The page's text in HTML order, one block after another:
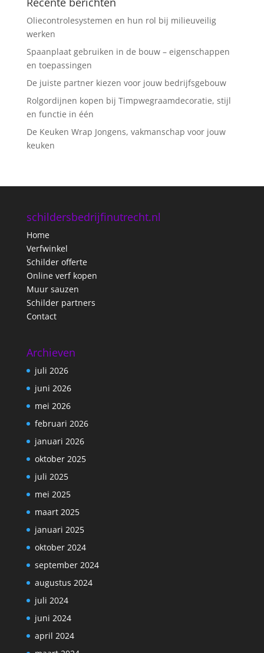
Oliecontrolesystemen en hun rol bij milieuveilig
werken
Spaanplaat gebruiken in de bouw – eigenschappen
en toepassingen
De juiste partner kiezen voor jouw bedrijfsgebouw
Rolgordijnen kopen bij Timpwegraamdecoratie, stijl
en functie in één
De Keuken Wrap Jongens, vakmanschap voor jouw
keuken
schildersbedrijfinutrecht.nl
Home
Verfwinkel
Schilder offerte
Online verf kopen
Muur sauzen
Schilder partners
Contact
Archieven
juli 2026
juni 2026
mei 2026
februari 2026
januari 2026
oktober 2025
juli 2025
mei 2025
maart 2025
januari 2025
oktober 2024
september 2024
augustus 2024
juli 2024
juni 2024
april 2024